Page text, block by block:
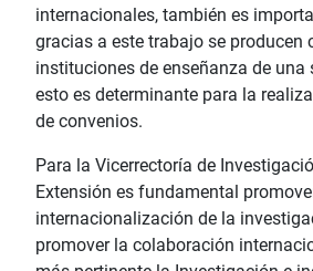
internacionales, también es
gracias a este trabajo se producen
instituciones de enseñanza de una
esto es determinante para la
de convenios.
Para la Vicerrectoría de
Extensión es fundamental
internacionalización de la
promover la colaboración